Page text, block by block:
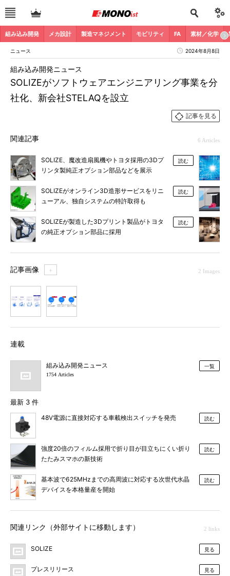
組み込み開発 メカ設計 製造マネジメント モビリティ FA 素材／化学
ニュース 2024年8月8日
SOLIZEがソフトウェアエンジニアリング事業を分
社化、新会社STELAQを設立
組み込み開発ニュース
記事を見る
関連記事 6 Articles
SOLIZE、魔改造扇風機やトヨタ採用の3Dプ
リンタ製純正オプション部品などを展示
読む
SOLIZEがオンライン3D造形サービスをリニ
ューアル、独自システムの特許取得も
読む
SOLIZEが製造した3Dプリント製品がトヨタ
の純正オプション部品に採用
読む
記事画像 ＋ 2 Images
連載
組み込み開発ニュース
1754 Articles
一覧
最新 3 件
48V電源に直接対応する車載検出スイッチを発売 読む
強度20倍のフィルム採用で折り目が目立ちにくい折り
たたみスマホの新技術
読む
基本波で625MHzまでの高周波に対応する次世代水晶
デバイスを本格量産を開始
読む
関連リンク（外部サイトに移動します） 2 links
SOLIZE 見る
プレスリリース 見る